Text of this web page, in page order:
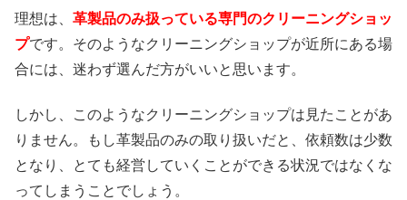
理想は、 革製品のみ扱っている専門のクリーニングショッ
プです。そのようなクリーニングショップが近所にある場
合には、迷わず選んだ方がいいと思います。
しかし、このようなクリーニングショップは見たことがあ
りません。もし革製品のみの取り扱いだと、依頼数は少数
となり、とても経営していくことができる状況ではなくな
ってしまうことでしょう。